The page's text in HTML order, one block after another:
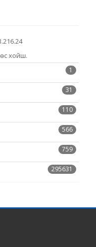
хойш.
1
31
110
566
759
295631